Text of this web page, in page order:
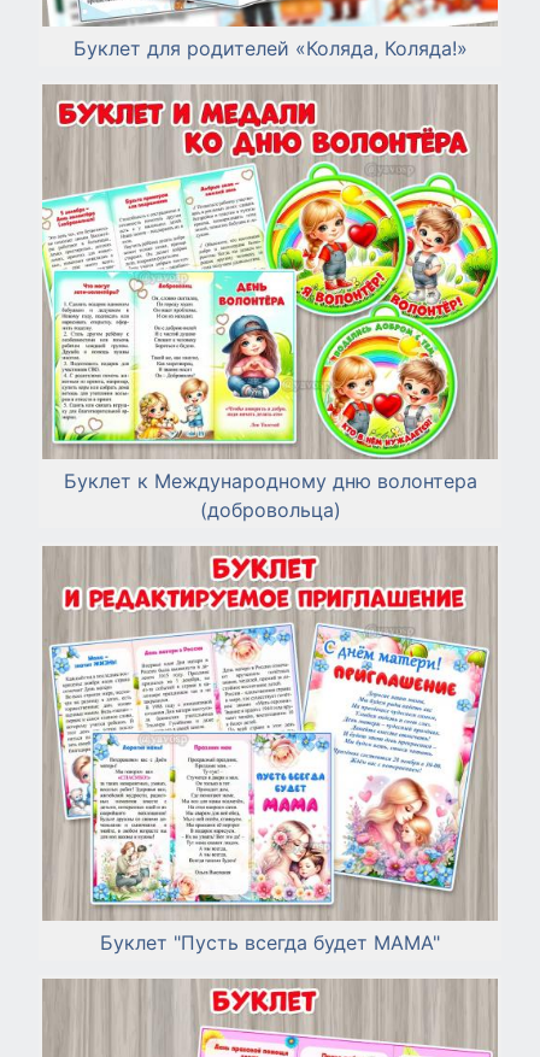
Буклет для родителей «Коляда, Коляда!»
Буклет к Международному дню волонтера
(добровольца)
Буклет "Пусть всегда будет МАМА"